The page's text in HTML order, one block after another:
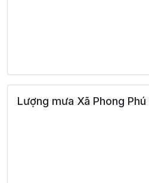
Lượng mưa Xã Phong